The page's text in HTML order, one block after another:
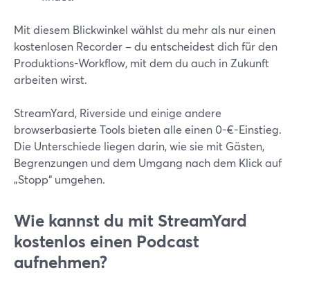
Mit diesem Blickwinkel wählst du mehr als nur einen
kostenlosen Recorder – du entscheidest dich für den
Produktions-Workflow, mit dem du auch in Zukunft
arbeiten wirst.
StreamYard, Riverside und einige andere
browserbasierte Tools bieten alle einen 0-€-Einstieg.
Die Unterschiede liegen darin, wie sie mit Gästen,
Begrenzungen und dem Umgang nach dem Klick auf
„Stopp“ umgehen.
Wie kannst du mit StreamYard
kostenlos einen Podcast
aufnehmen?